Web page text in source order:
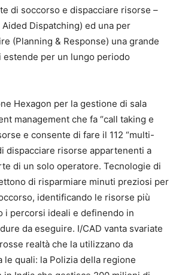
di soccorso e dispacciare risorse –
Aided Dispatching) ed una per
(Planning & Response) una grande
estende per un lungo periodo
Hexagon per la gestione di sala
management che fa “call taking e
e consente di fare il 112 “multi-
dispacciare risorse appartenenti a
di un solo operatore. Tecnologie di
di risparmiare minuti preziosi per
identificando le risorse più
i percorsi ideali e definendo in
da eseguire. I/CAD vanta svariate
realtà che la utilizzano da
le quali: la Polizia della regione